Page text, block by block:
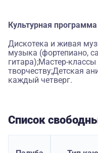
Культурная
Дискотека и живая
музыка (фортепиано,
гитара);Мастер-
творчеству;Детская
каждый четверг.
Список